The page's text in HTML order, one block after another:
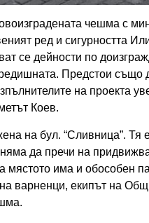
чешма с
ред и сигурността
се дейности по
Предстои също
на проекта
Коев.
на бул. “Сливница”.
да пречи на
мястото има и обособен
варненци, екипът на